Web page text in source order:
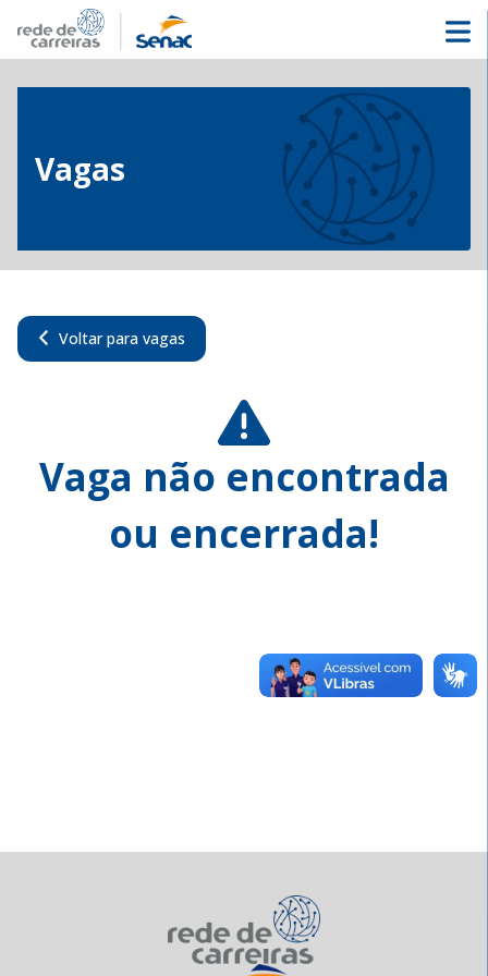
Vagas
Voltar para vagas
Vaga não encontrada
ou encerrada!